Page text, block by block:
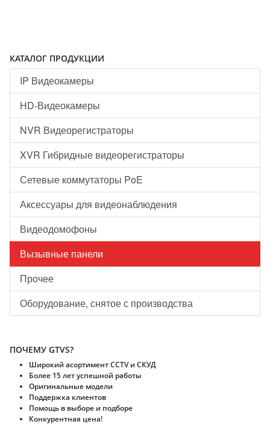
КАТАЛОГ ПРОДУКЦИИ
IP Видеокамеры
HD-Видеокамеры
NVR Видеорегистраторы
XVR Гибридные видеорегистраторы
Сетевые коммутаторы PoE
Аксессуары для видеонаблюдения
Видеодомофоны
Вызывные панели
Прочее
Оборудование, снятое с производства
ПОЧЕМУ GTVS?
Широкий асортимент CCTV и CКУД
Более 15 лет успешной работы
Оригинальные модели
Поддержка клиентов
Помощь в выборе и подборе
Конкурентная цена!